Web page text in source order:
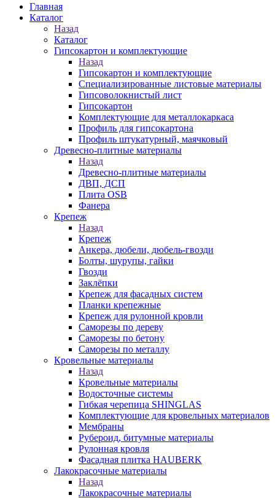
Главная
Каталог
Назад
Каталог
Гипсокартон и комплектующие
Назад
Гипсокартон и комплектующие
Специализированные листовые материалы
Гипсоволокнистый лист
Гипсокартон
Комплектующие для металлокаркаса
Профиль для гипсокартона
Профиль штукатурный, маячковый
Древесно-плитные материалы
Назад
Древесно-плитные материалы
ДВП, ДСП
Плита OSB
Фанера
Крепеж
Назад
Крепеж
Анкера, дюбели, дюбель-гвозди
Болты, шурупы, гайки
Гвозди
Заклёпки
Крепеж для фасадных систем
Планки крепежные
Крепеж для рулонной кровли
Саморезы по дереву
Саморезы по бетону
Саморезы по металлу
Кровельные материалы
Назад
Кровельные материалы
Водосточные системы
Гибкая черепица SHINGLAS
Комплектующие для кровельных материалов
Мембраны
Рубероид, битумные материалы
Рулонная кровля
Фасадная плитка HAUBERK
Лакокрасочные материалы
Назад
Лакокрасочные материалы